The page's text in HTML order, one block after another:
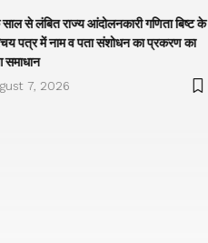
से लंबित राज्य आंदोलनकारी गणिता बिष्ट के
पत्र में नाम व पता संशोधन का प्रकरण का
7, 2026